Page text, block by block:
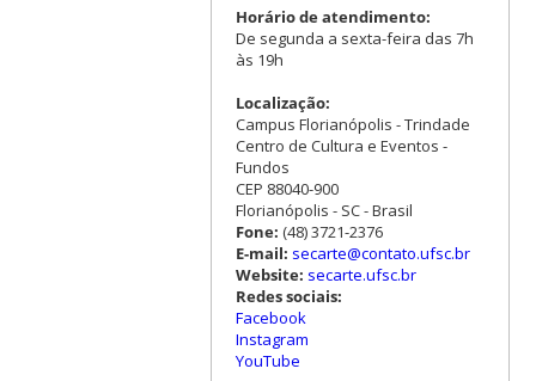
Horário de atendimento:
De segunda a sexta-feira das 7h
às 19h
Localização:
Campus Florianópolis - Trindade
Centro de Cultura e Eventos -
Fundos
CEP 88040-900
Florianópolis - SC - Brasil
Fone: (48) 3721-2376
E-mail: secarte@contato.ufsc.br
Website: secarte.ufsc.br
Redes sociais:
Facebook
Instagram
YouTube